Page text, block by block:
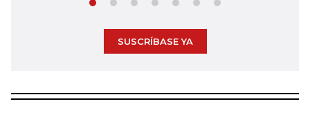
SUSCRÍBASE YA